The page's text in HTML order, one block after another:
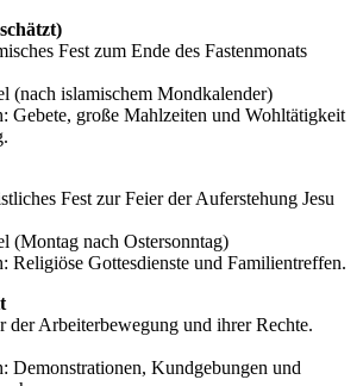
Fest zum Ende des Fastenmonats
(nach islamischem Mondkalender)
Gebete, große Mahlzeiten und Wohltätigkeit
Fest zur Feier der Auferstehung Jesu
(Montag nach Ostersonntag)
Religiöse Gottesdienste und Familientreffen.
der Arbeiterbewegung und ihrer Rechte.
Demonstrationen, Kundgebungen und